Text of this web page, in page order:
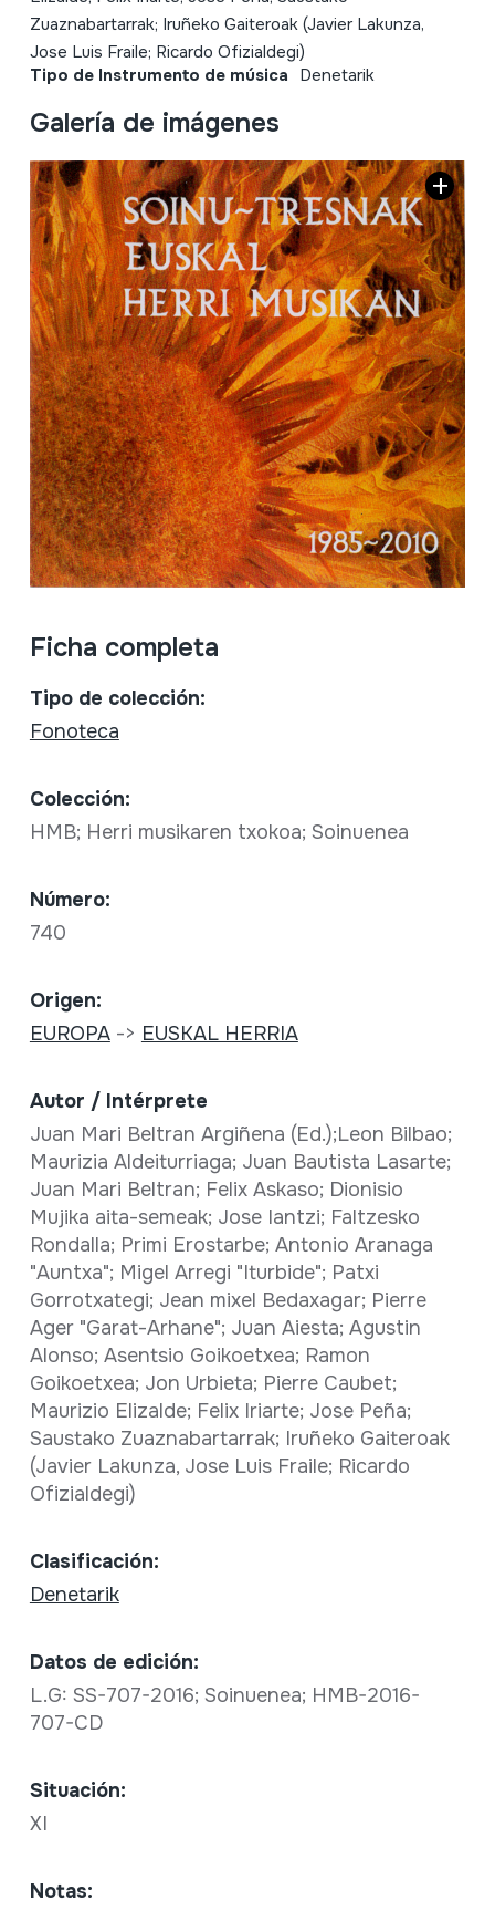
Zuaznabartarrak; Iruñeko Gaiteroak (Javier Lakunza,
Jose Luis Fraile; Ricardo Ofizialdegi)
Tipo de Instrumento de música Denetarik
Galería de imágenes
Ficha completa
Tipo de colección:
Fonoteca
Colección:
HMB; Herri musikaren txokoa; Soinuenea
Número:
740
Origen:
EUROPA-> EUSKAL HERRIA
Autor / Intérprete
Juan Mari Beltran Argiñena (Ed.);Leon Bilbao;
Maurizia Aldeiturriaga; Juan Bautista Lasarte;
Juan Mari Beltran; Felix Askaso; Dionisio
Mujika aita-semeak; Jose Iantzi; Faltzesko
Rondalla; Primi Erostarbe; Antonio Aranaga
"Auntxa"; Migel Arregi "Iturbide"; Patxi
Gorrotxategi; Jean mixel Bedaxagar; Pierre
Ager "Garat-Arhane"; Juan Aiesta; Agustin
Alonso; Asentsio Goikoetxea; Ramon
Goikoetxea; Jon Urbieta; Pierre Caubet;
Maurizio Elizalde; Felix Iriarte; Jose Peña;
Saustako Zuaznabartarrak; Iruñeko Gaiteroak
(Javier Lakunza, Jose Luis Fraile; Ricardo
Ofizialdegi)
Clasificación:
Denetarik
Datos de edición:
L.G: SS-707-2016; Soinuenea; HMB-2016-
707-CD
Situación:
XI
Notas: